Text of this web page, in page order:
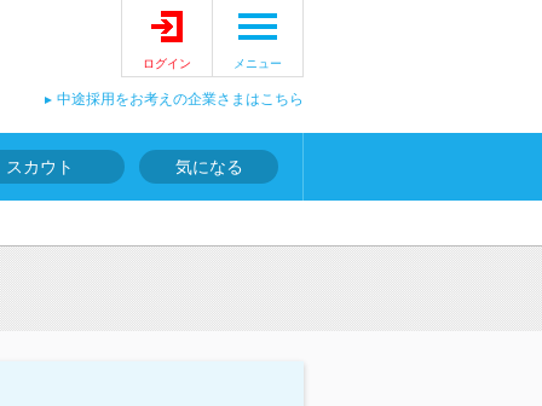
ログイン メニュー
中途採用をお考えの企業さまはこちら
スカウト 気になる